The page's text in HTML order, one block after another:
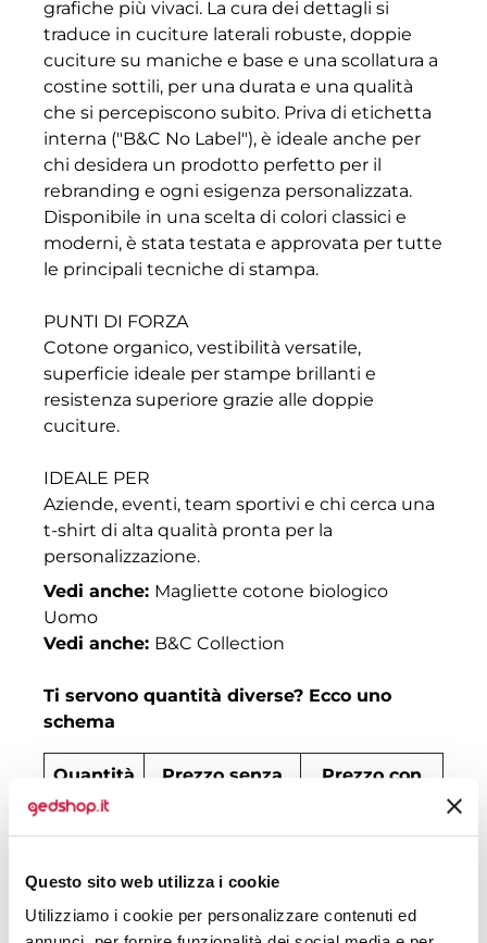
Questo sito web utilizza i cookie
Utilizziamo i cookie per personalizzare contenuti ed
grafiche più vivaci. La cura dei dettagli si
traduce in cuciture laterali robuste, doppie
cuciture su maniche e base e una scollatura a
costine sottili, per una durata e una qualità
che si percepiscono subito. Priva di etichetta
interna ("B&C No Label"), è ideale anche per
chi desidera un prodotto perfetto per il
rebranding e ogni esigenza personalizzata.
Disponibile in una scelta di colori classici e
moderni, è stata testata e approvata per tutte
le principali tecniche di stampa.
PUNTI DI FORZA
Cotone organico, vestibilità versatile,
superficie ideale per stampe brillanti e
resistenza superiore grazie alle doppie
cuciture.
IDEALE PER
Aziende, eventi, team sportivi e chi cerca una
t-shirt di alta qualità pronta per la
personalizzazione.
Vedi anche: Magliette cotone biologico
Uomo
Vedi anche: B&C Collection
Ti servono quantità diverse? Ecco uno
schema
Quantità
Prezzo senza
Prezzo con
50 € 7,18
100 € 5,02 € 6,74